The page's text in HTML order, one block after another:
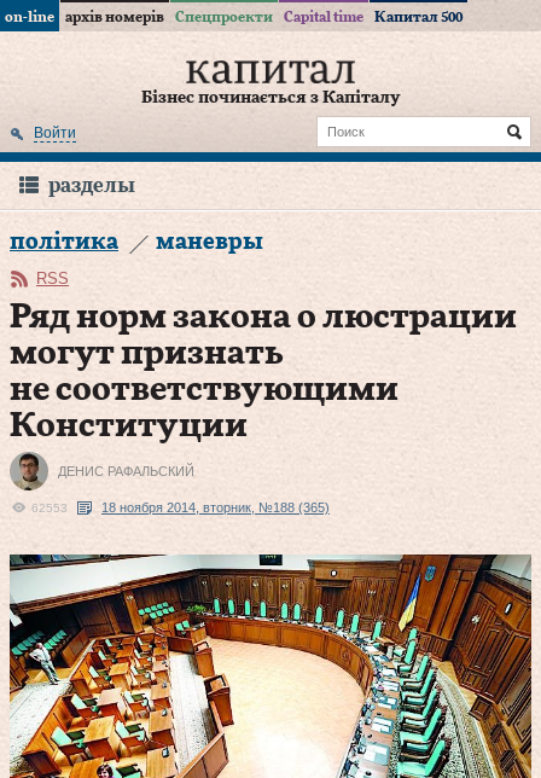
on-line архів номерів Спецпроекти Capital time Капитал 500
Бізнес починається з Капіталу
Войти
разделы
політика маневры
RSS
Ряд норм закона о люстрации
могут признать
не соответствующими
Конституции
ДЕНИС РАФАЛЬСКИЙ
62553 18 ноября 2014, вторник, №188 (365)